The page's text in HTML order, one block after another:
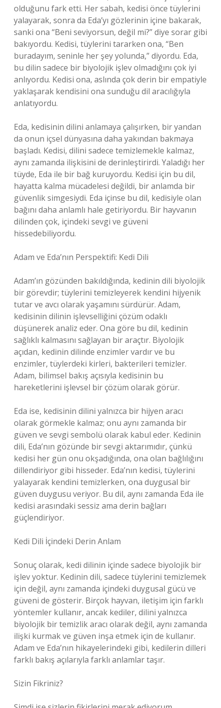
olduğunu fark etti. Her sabah, kedisi önce tüylerini
yalayarak, sonra da Eda’yı gözlerinin içine bakarak,
sanki ona “Beni seviyorsun, değil mi?” diye sorar gibi
bakıyordu. Kedisi, tüylerini tararken ona, “Ben
buradayım, seninle her şey yolunda,” diyordu. Eda,
bu dilin sadece bir biyolojik işlev olmadığını çok iyi
anlıyordu. Kedisi ona, aslında çok derin bir empatiyle
yaklaşarak kendisini ona sunduğu dil aracılığıyla
anlatıyordu.
Eda, kedisinin dilini anlamaya çalışırken, bir yandan
da onun içsel dünyasına daha yakından bakmaya
başladı. Kedisi, dilini sadece temizlemekle kalmaz,
aynı zamanda ilişkisini de derinleştirirdi. Yaladığı her
tüyde, Eda ile bir bağ kuruyordu. Kedisi için bu dil,
hayatta kalma mücadelesi değildi, bir anlamda bir
güvenlik simgesiydi. Eda içinse bu dil, kedisiyle olan
bağını daha anlamlı hale getiriyordu. Bir hayvanın
dilinden çok, içindeki sevgi ve güveni
hissedebiliyordu.
Adam ve Eda’nın Perspektifi: Kedi Dili
Adam’ın gözünden bakıldığında, kedinin dili biyolojik
bir görevdir; tüylerini temizleyerek kendini hijyenik
tutar ve avcı olarak yaşamını sürdürür. Adam,
kedisinin dilinin işlevselliğini çözüm odaklı
düşünerek analiz eder. Ona göre bu dil, kedinin
sağlıklı kalmasını sağlayan bir araçtır. Biyolojik
açıdan, kedinin dilinde enzimler vardır ve bu
enzimler, tüylerdeki kirleri, bakterileri temizler.
Adam, bilimsel bakış açısıyla kedisinin bu
hareketlerini işlevsel bir çözüm olarak görür.
Eda ise, kedisinin dilini yalnızca bir hijyen aracı
olarak görmekle kalmaz; onu aynı zamanda bir
güven ve sevgi sembolü olarak kabul eder. Kedinin
dili, Eda’nın gözünde bir sevgi aktarımıdır, çünkü
kedisi her gün onu okşadığında, ona olan bağlılığını
dillendiriyor gibi hisseder. Eda’nın kedisi, tüylerini
yalayarak kendini temizlerken, ona duygusal bir
güven duygusu veriyor. Bu dil, aynı zamanda Eda ile
kedisi arasındaki sessiz ama derin bağları
güçlendiriyor.
Kedi Dili İçindeki Derin Anlam
Sonuç olarak, kedi dilinin içinde sadece biyolojik bir
işlev yoktur. Kedinin dili, sadece tüylerini temizlemek
için değil, aynı zamanda içindeki duygusal gücü ve
güveni de gösterir. Birçok hayvan, iletişim için farklı
yöntemler kullanır, ancak kediler, dilini yalnızca
biyolojik bir temizlik aracı olarak değil, aynı zamanda
ilişki kurmak ve güven inşa etmek için de kullanır.
Adam ve Eda’nın hikayelerindeki gibi, kedilerin dilleri
farklı bakış açılarıyla farklı anlamlar taşır.
Sizin Fikriniz?